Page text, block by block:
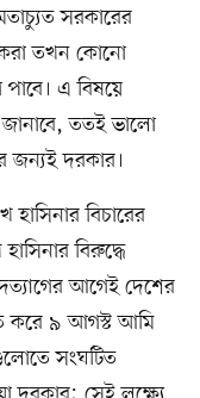
সরকারের
তখন কোনো
এ বিষয়ে
ততই ভালো
জন্যই দরকার।
বিচারের
বিরুদ্ধে
আগেই দেশের
করে ৯ আগস্ট আমি
সংঘটিত